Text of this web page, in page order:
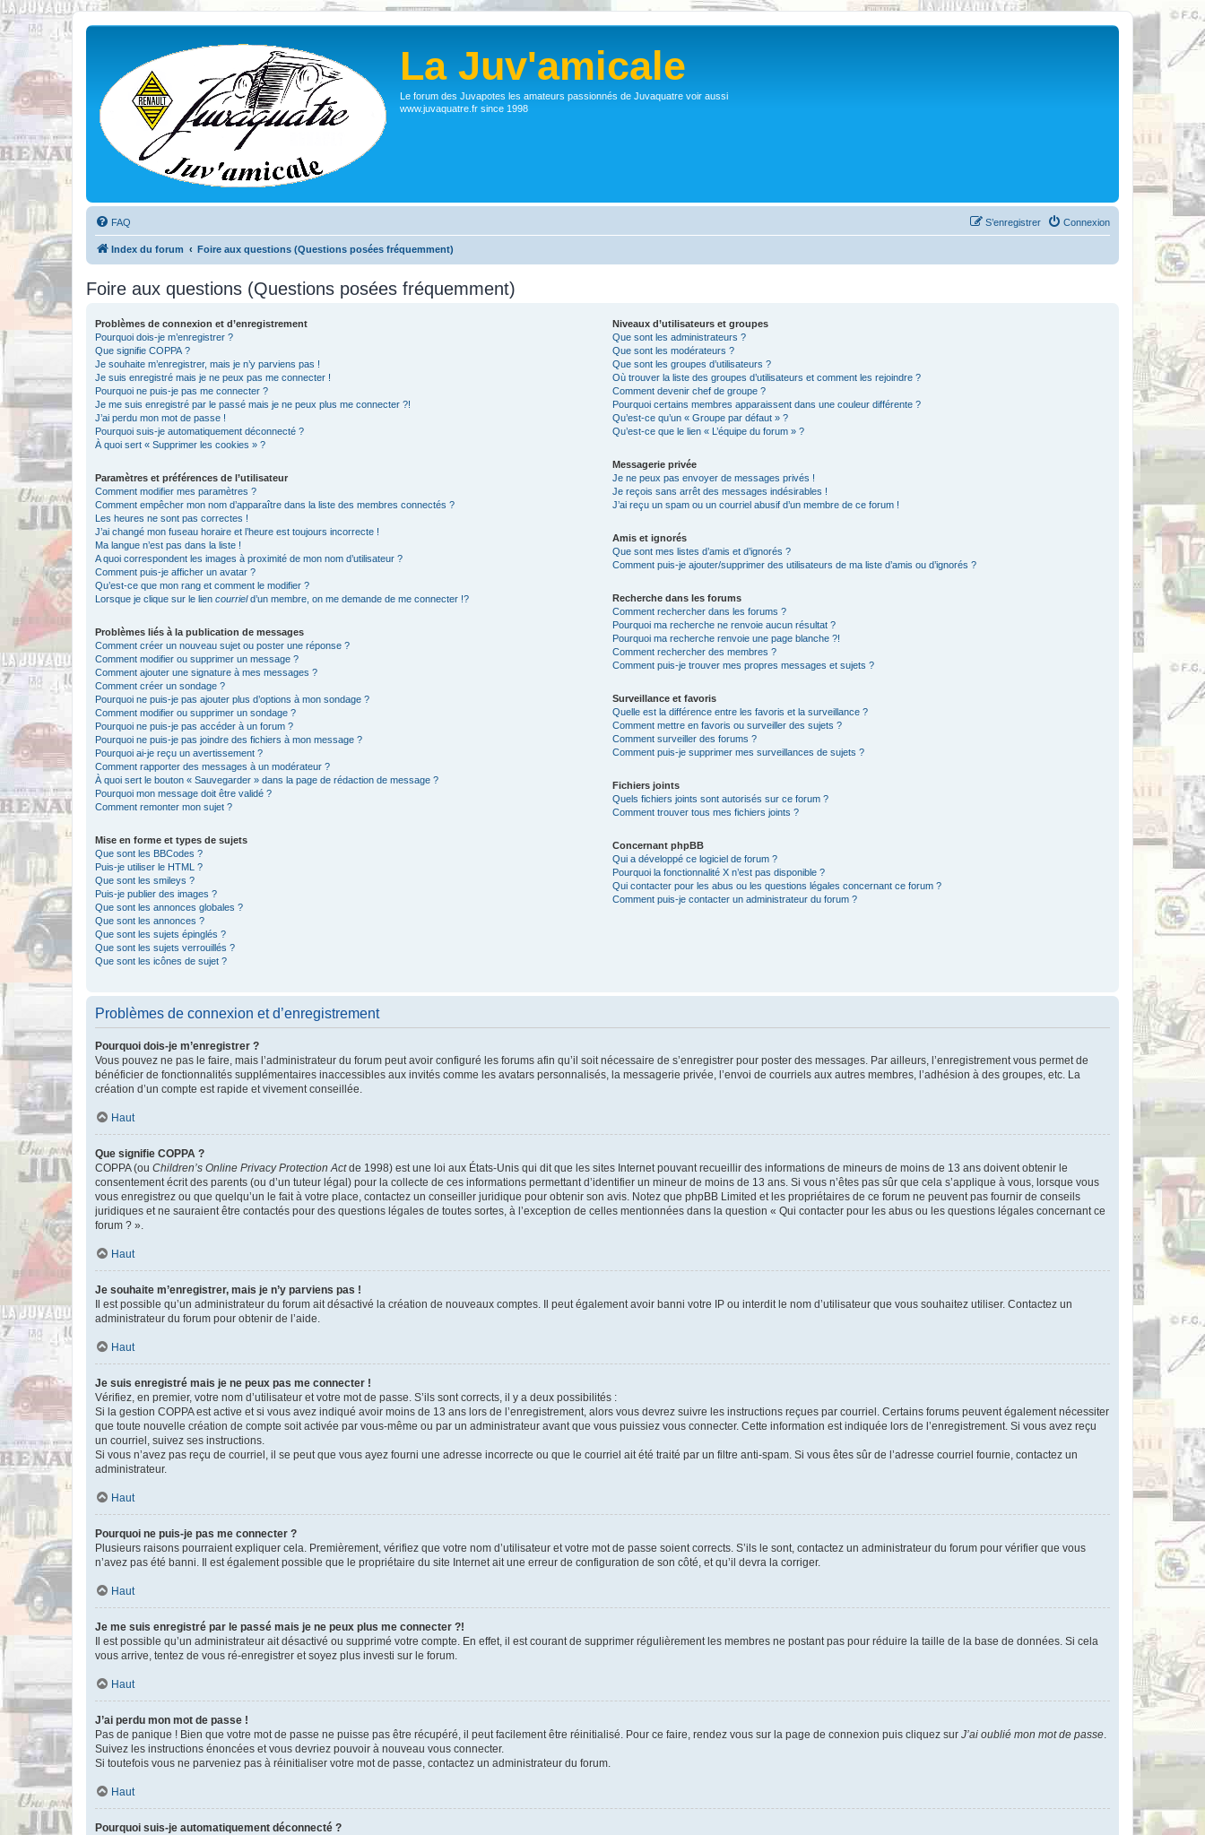
La Juv'amicale
Le forum des Juvapotes les amateurs passionnés de Juvaquatre voir aussi
www.juvaquatre.fr since 1998
FAQ Connexion
S’enregistrer
Index du forum Foire aux questions (Questions posées fréquemment)
Foire aux questions (Questions posées fréquemment)
Problèmes de connexion et d’enregistrement
Pourquoi dois-je m’enregistrer ?
Que signifie COPPA ?
Je souhaite m’enregistrer, mais je n’y parviens pas !
Je suis enregistré mais je ne peux pas me connecter !
Pourquoi ne puis-je pas me connecter ?
Je me suis enregistré par le passé mais je ne peux plus me connecter ?!
J’ai perdu mon mot de passe !
Pourquoi suis-je automatiquement déconnecté ?
À quoi sert « Supprimer les cookies » ?
Paramètres et préférences de l’utilisateur
Comment modifier mes paramètres ?
Comment empêcher mon nom d’apparaître dans la liste des membres connectés ?
Les heures ne sont pas correctes !
J’ai changé mon fuseau horaire et l’heure est toujours incorrecte !
Ma langue n’est pas dans la liste !
A quoi correspondent les images à proximité de mon nom d’utilisateur ?
Comment puis-je afficher un avatar ?
Qu’est-ce que mon rang et comment le modifier ?
Lorsque je clique sur le lien courrield’un membre, on me demande de me connecter !?
Problèmes liés à la publication de messages
Comment créer un nouveau sujet ou poster une réponse ?
Comment modifier ou supprimer un message ?
Comment ajouter une signature à mes messages ?
Comment créer un sondage ?
Pourquoi ne puis-je pas ajouter plus d’options à mon sondage ?
Comment modifier ou supprimer un sondage ?
Pourquoi ne puis-je pas accéder à un forum ?
Pourquoi ne puis-je pas joindre des fichiers à mon message ?
Pourquoi ai-je reçu un avertissement ?
Comment rapporter des messages à un modérateur ?
À quoi sert le bouton « Sauvegarder » dans la page de rédaction de message ?
Pourquoi mon message doit être validé ?
Comment remonter mon sujet ?
Mise en forme et types de sujets
Que sont les BBCodes ?
Puis-je utiliser le HTML ?
Que sont les smileys ?
Puis-je publier des images ?
Que sont les annonces globales ?
Que sont les annonces ?
Que sont les sujets épinglés ?
Que sont les sujets verrouillés ?
Que sont les icônes de sujet ?
Niveaux d’utilisateurs et groupes
Que sont les administrateurs ?
Que sont les modérateurs ?
Que sont les groupes d’utilisateurs ?
Où trouver la liste des groupes d’utilisateurs et comment les rejoindre ?
Comment devenir chef de groupe ?
Pourquoi certains membres apparaissent dans une couleur différente ?
Qu’est-ce qu’un « Groupe par défaut » ?
Qu’est-ce que le lien « L’équipe du forum » ?
Messagerie privée
Je ne peux pas envoyer de messages privés !
Je reçois sans arrêt des messages indésirables !
J’ai reçu un spam ou un courriel abusif d’un membre de ce forum !
Amis et ignorés
Que sont mes listes d’amis et d’ignorés ?
Comment puis-je ajouter/supprimer des utilisateurs de ma liste d’amis ou d’ignorés ?
Recherche dans les forums
Comment rechercher dans les forums ?
Pourquoi ma recherche ne renvoie aucun résultat ?
Pourquoi ma recherche renvoie une page blanche ?!
Comment rechercher des membres ?
Comment puis-je trouver mes propres messages et sujets ?
Surveillance et favoris
Quelle est la différence entre les favoris et la surveillance ?
Comment mettre en favoris ou surveiller des sujets ?
Comment surveiller des forums ?
Comment puis-je supprimer mes surveillances de sujets ?
Fichiers joints
Quels fichiers joints sont autorisés sur ce forum ?
Comment trouver tous mes fichiers joints ?
Concernant phpBB
Qui a développé ce logiciel de forum ?
Pourquoi la fonctionnalité X n’est pas disponible ?
Qui contacter pour les abus ou les questions légales concernant ce forum ?
Comment puis-je contacter un administrateur du forum ?
Problèmes de connexion et d’enregistrement
Pourquoi dois-je m’enregistrer ?
Vous pouvez ne pas le faire, mais l’administrateur du forum peut avoir configuré les forums afin qu’il soit nécessaire de s’enregistrer pour poster des messages. Par ailleurs, l’enregistrement vous permet de
bénéficier de fonctionnalités supplémentaires inaccessibles aux invités comme les avatars personnalisés, la messagerie privée, l’envoi de courriels aux autres membres, l’adhésion à des groupes, etc. La
création d’un compte est rapide et vivement conseillée.
Haut
Que signifie COPPA ?
COPPA (ou Children’s Online Privacy Protection Actde 1998) est une loi aux États-Unis qui dit que les sites Internet pouvant recueillir des informations de mineurs de moins de 13 ans doivent obtenir le
consentement écrit des parents (ou d’un tuteur légal) pour la collecte de ces informations permettant d’identifier un mineur de moins de 13 ans. Si vous n’êtes pas sûr que cela s’applique à vous, lorsque vous
vous enregistrez ou que quelqu’un le fait à votre place, contactez un conseiller juridique pour obtenir son avis. Notez que phpBB Limited et les propriétaires de ce forum ne peuvent pas fournir de conseils
juridiques et ne sauraient être contactés pour des questions légales de toutes sortes, à l’exception de celles mentionnées dans la question « Qui contacter pour les abus ou les questions légales concernant ce
forum ? ».
Haut
Je souhaite m’enregistrer, mais je n’y parviens pas !
Il est possible qu’un administrateur du forum ait désactivé la création de nouveaux comptes. Il peut également avoir banni votre IP ou interdit le nom d’utilisateur que vous souhaitez utiliser. Contactez un
administrateur du forum pour obtenir de l’aide.
Haut
Je suis enregistré mais je ne peux pas me connecter !
Vérifiez, en premier, votre nom d’utilisateur et votre mot de passe. S’ils sont corrects, il y a deux possibilités :
Si la gestion COPPA est active et si vous avez indiqué avoir moins de 13 ans lors de l’enregistrement, alors vous devrez suivre les instructions reçues par courriel. Certains forums peuvent également nécessiter
que toute nouvelle création de compte soit activée par vous-même ou par un administrateur avant que vous puissiez vous connecter. Cette information est indiquée lors de l’enregistrement. Si vous avez reçu
un courriel, suivez ses instructions.
Si vous n’avez pas reçu de courriel, il se peut que vous ayez fourni une adresse incorrecte ou que le courriel ait été traité par un filtre anti-spam. Si vous êtes sûr de l’adresse courriel fournie, contactez un
administrateur.
Haut
Pourquoi ne puis-je pas me connecter ?
Plusieurs raisons pourraient expliquer cela. Premièrement, vérifiez que votre nom d’utilisateur et votre mot de passe soient corrects. S’ils le sont, contactez un administrateur du forum pour vérifier que vous
n’avez pas été banni. Il est également possible que le propriétaire du site Internet ait une erreur de configuration de son côté, et qu’il devra la corriger.
Haut
Je me suis enregistré par le passé mais je ne peux plus me connecter ?!
Il est possible qu’un administrateur ait désactivé ou supprimé votre compte. En effet, il est courant de supprimer régulièrement les membres ne postant pas pour réduire la taille de la base de données. Si cela
vous arrive, tentez de vous ré-enregistrer et soyez plus investi sur le forum.
Haut
J’ai perdu mon mot de passe !
Pas de panique ! Bien que votre mot de passe ne puisse pas être récupéré, il peut facilement être réinitialisé. Pour ce faire, rendez vous sur la page de connexion puis cliquez sur J’ai oublié mon mot de passe.
Suivez les instructions énoncées et vous devriez pouvoir à nouveau vous connecter.
Si toutefois vous ne parveniez pas à réinitialiser votre mot de passe, contactez un administrateur du forum.
Haut
Pourquoi suis-je automatiquement déconnecté ?